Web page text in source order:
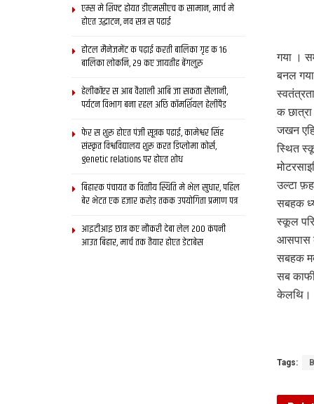
गया ।
बनल
क
जखन
स्थित
उल्टा
सबहक
स्कूल
आसपास
सबहक
सब
केलथि।
Tags:
एम्स मे शिफ्ट होयत डीएमसीएच क सामान, मार्च मे
होएत उद्घाटन, नव सत्र स पढाई
होटल मैनेजमेंट क पढ़ाई करती बालिका गृह क 16
बालिका लोकनि, 29 कए जायतीह बेंगलुरु
हेलीकॉप्टर स आब वैशाली आबि जा सकता सैलानी,
पर्यटन विभाग बना रहल अछि कॉमर्शियल हेलीपैड
फेर स शुरू होएत पंजी सूत्रक पढाई, कामेश्वर सिंह
संस्कृत विश्वविद्यालय शुरू करत डिप्लोमा कोर्स,
genetic relations पर होएत शोध
बिहारक पंचायत क वित्‍तीय स्थिति मे भेल सुधार, पहिल
बेर भेटत एक हजार करोड़ तकक उपयोगिता प्रमाण पत्र
आइटीआइ छात्र कए नौकरी देबा लेल 200 कंपनी
आउत बिहार, मार्च तक तैयार होएत डेटाबेस